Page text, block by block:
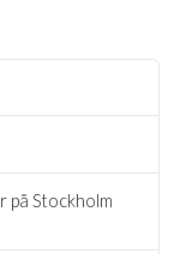
på Stockholm